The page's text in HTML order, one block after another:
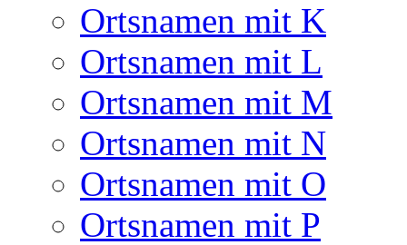
Ortsnamen mit K
Ortsnamen mit L
Ortsnamen mit M
Ortsnamen mit N
Ortsnamen mit O
Ortsnamen mit P